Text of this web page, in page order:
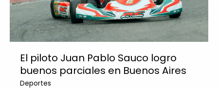
El piloto Juan Pablo Sauco logro
buenos parciales en Buenos Aires
Deportes